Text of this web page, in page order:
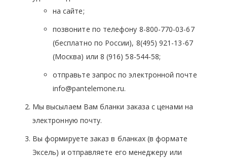
на сайте;
позвоните по телефону 8-800-770-03-67
(бесплатно по России), 8(495) 921-13-67
(Москва) или 8 (916) 58-544-58;
отправьте запрос по электронной почте
info@pantelemone.ru.
Мы высылаем Вам бланки заказа с ценами на
электронную почту.
Вы формируете заказ в бланках (в формате
Эксель) и отправляете его менеджеру или